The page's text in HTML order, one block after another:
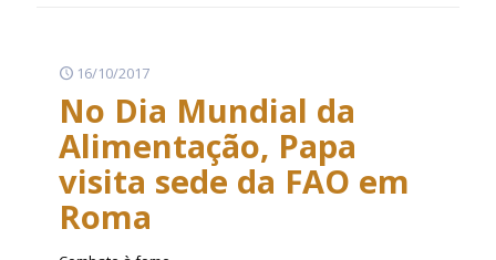
16/10/2017
No Dia Mundial da
Alimentação, Papa
visita sede da FAO em
Roma